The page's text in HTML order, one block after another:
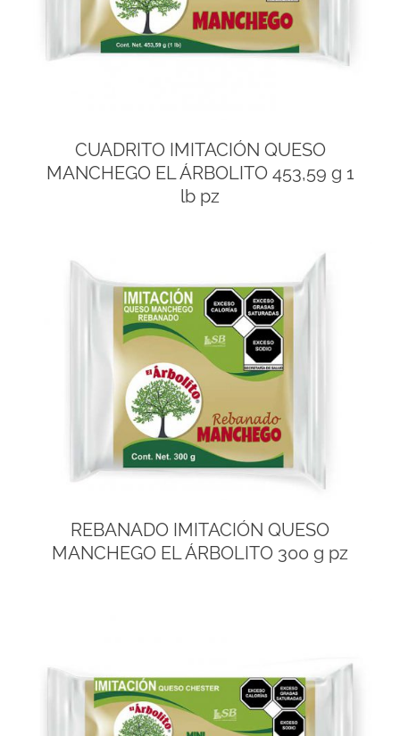
CUADRITO IMITACIÓN QUESO
MANCHEGO EL ÁRBOLITO 453,59 g 1
lb pz
REBANADO IMITACIÓN QUESO
MANCHEGO EL ÁRBOLITO 300 g pz